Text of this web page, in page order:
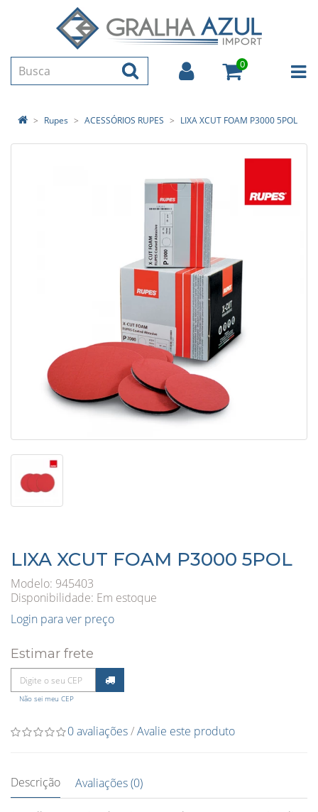
0
Rupes ACESSÓRIOS RUPES LIXA XCUT FOAM P3000 5POL
LIXA XCUT FOAM P3000 5POL
Modelo: 945403
Disponibilidade: Em estoque
Login para ver preço
Estimar frete
Não sei meu CEP
0 avaliações/Avalie este produto
Descrição Avaliações (0)